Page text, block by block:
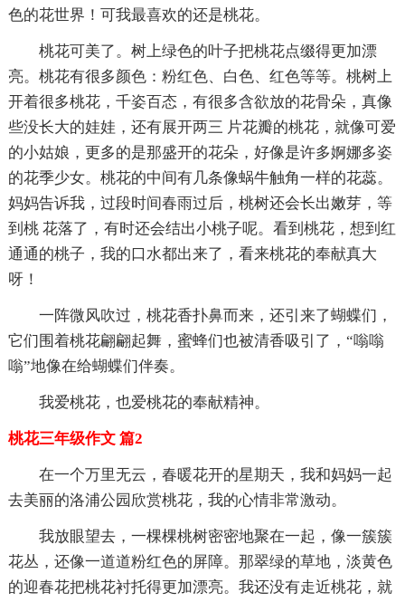
色的花世界！可我最喜欢的还是桃花。
桃花可美了。树上绿色的叶子把桃花点缀得更加漂
亮。桃花有很多颜色：粉红色、白色、红色等等。桃树上
开着很多桃花，千姿百态，有很多含欲放的花骨朵，真像
些没长大的娃娃，还有展开两三 片花瓣的桃花，就像可爱
的小姑娘，更多的是那盛开的花朵，好像是许多婀娜多姿
的花季少女。桃花的中间有几条像蜗牛触角一样的花蕊。
妈妈告诉我，过段时间春雨过后，桃树还会长出嫩芽，等
到桃 花落了，有时还会结出小桃子呢。看到桃花，想到红
通通的桃子，我的口水都出来了，看来桃花的奉献真大
呀！
一阵微风吹过，桃花香扑鼻而来，还引来了蝴蝶们，
它们围着桃花翩翩起舞，蜜蜂们也被清香吸引了，“嗡嗡
嗡”地像在给蝴蝶们伴奏。
我爱桃花，也爱桃花的奉献精神。
桃花三年级作文 篇2
在一个万里无云，春暖花开的星期天，我和妈妈一起
去美丽的洛浦公园欣赏桃花，我的心情非常激动。
我放眼望去，一棵棵桃树密密地聚在一起，像一簇簇
花丛，还像一道道粉红色的屏障。那翠绿的草地，淡黄色
的迎春花把桃花衬托得更加漂亮。我还没有走近桃花，就